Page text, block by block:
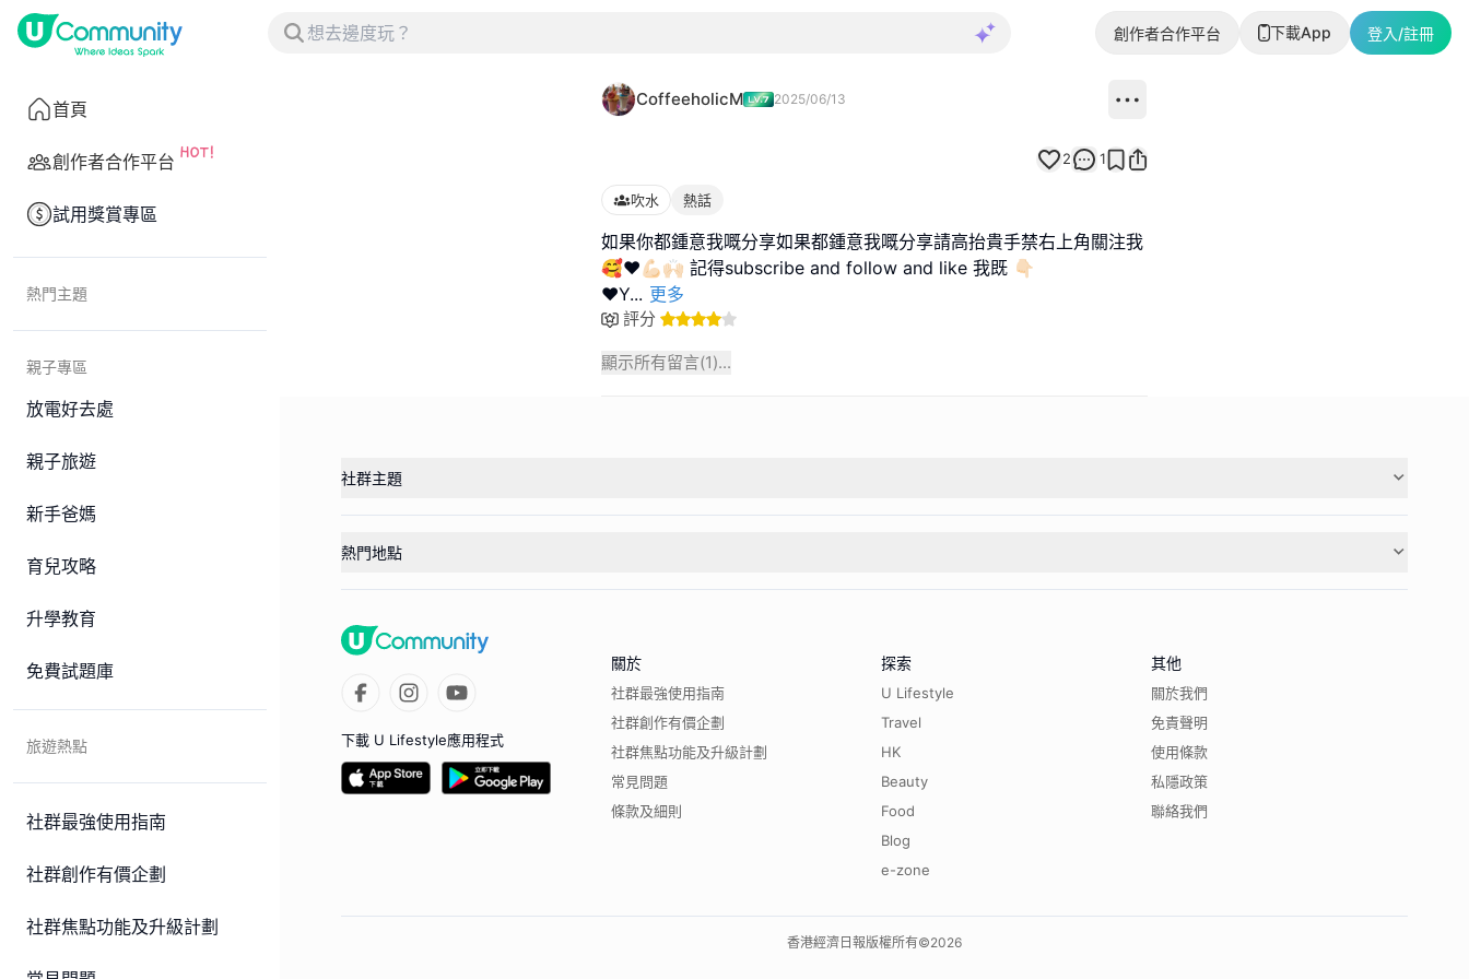
創作者合作平台 下載App 登入/註冊
首頁
創作者合作平台
試用獎賞專區
熱門主題
親子專區
放電好去處
親子旅遊
新手爸媽
育兒攻略
升學教育
免費試題庫
旅遊熱點
社群最強使用指南
社群創作有價企劃
社群焦點功能及升級計劃
CoffeeholicM 2025/06/13
2 1
吹水 熱話
如果你都鍾意我嘅分享如果都鍾意我嘅分享請高抬貴手禁右上角關注我
🥰❤️💪🏻🙌🏻 記得subscribe and follow and like 我既 👇🏻
❤️Y... 更多
評分
顯示所有留言(1)...
社群主題
熱門地點
下載 U Lifestyle應用程式
關於
社群最強使用指南
社群創作有價企劃
社群焦點功能及升級計劃
常見問題
條款及細則
探索
U Lifestyle
Travel
HK
Beauty
Food
Blog
e-zone
其他
關於我們
免責聲明
使用條款
私隱政策
聯絡我們
香港經濟日報版權所有©2026